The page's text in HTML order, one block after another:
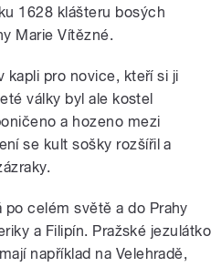
1628 klášteru bosých
Marie Vítězné.
kapli pro novice, kteří si ji
války byl ale kostel
a hozeno mezi
se kult sošky rozšířil a
po celém světě a do Prahy
a Filipín. Pražské jezulátko
například na Velehradě,